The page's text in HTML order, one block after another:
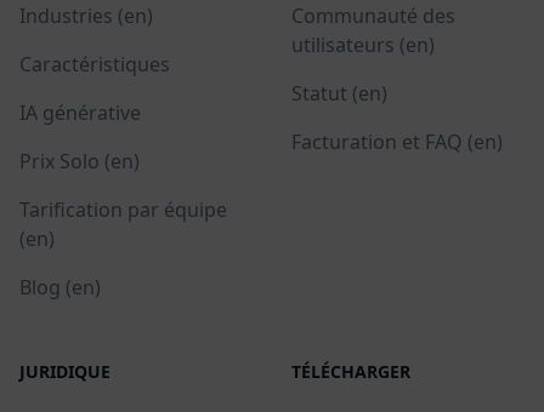
Industries (en)
Caractéristiques
IA générative
Prix Solo (en)
Tarification par équipe
(en)
Blog (en)
Communauté des
utilisateurs (en)
Statut (en)
Facturation et FAQ (en)
JURIDIQUE TÉLÉCHARGER